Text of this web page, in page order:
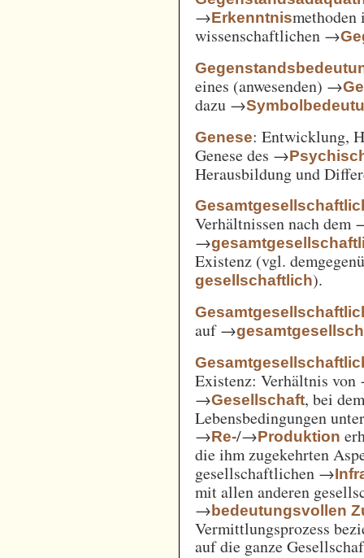
→Erkenntnismethoden
wissenschaftlichen →
eines (anwesenden) →
dazu →
Genese: Entwicklung,
Genese des →
Herausbildung und
Verhältnissen nach dem
→
Existenz (vgl.
gesellschaftlich).
auf →
Existenz: Verhältnis
→Gesellschaft, bei
Lebensbedingungen
→Re-/→Produktion
die ihm zugekehrten
gesellschaftlichen →
mit allen anderen
→bedeutungsvollen
Vermittlungsprozess
auf die ganze